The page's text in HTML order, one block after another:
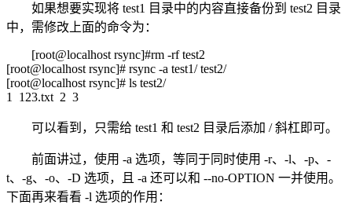
如果想要实现将 test1 目录中的内容直接备份到 test2 目录
中，需修改上面的命令为：
[root@localhost rsync]#rm -rf test2
[root@localhost rsync]# rsync -a test1/ test2/
[root@localhost rsync]# ls test2/
1 123.txt 2 3
可以看到，只需给 test1 和 test2 目录后添加 / 斜杠即可。
前面讲过，使用 -a 选项，等同于同时使用 -r、-l、-p、-
t、-g、-o、-D 选项，且 -a 还可以和 --no-OPTION 一并使用。
下面再来看看 -l 选项的作用：